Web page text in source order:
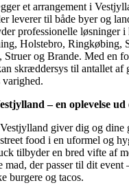
et arrangement i
leverer til både byer og
professionelle løsninger i
Holstebro, Ringkøbing,
Struer og Brande. Med en
skræddersys til antallet af
varighed.
– en oplevelse
giver dig og dine
food i en uformel og
tilbyder en bred vifte af
der passer til dit event
burgere og tacos.